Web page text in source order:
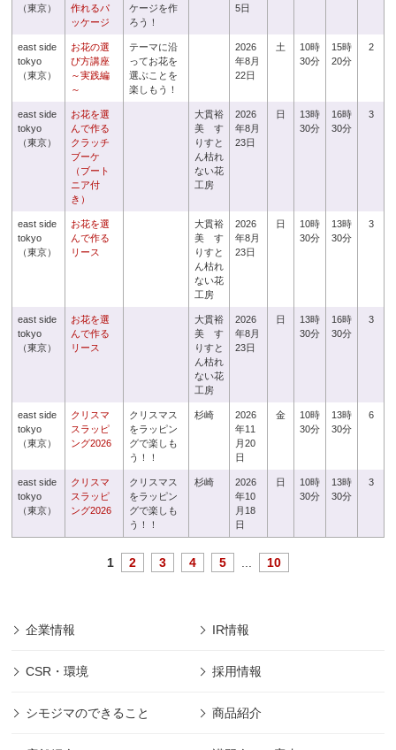
（東京）
作れるパ
ッケージ
ケージを作
ろう！
5日
east side
tokyo
（東京）
お花の選
び方講座
～実践編
～
テーマに沿
ってお花を
選ぶことを
楽しもう！
2026
年8月
22日
土
10時
30分
15時
20分
2
east side
tokyo
（東京）
お花を選
んで作る
クラッチ
ブーケ
（ブート
ニア付
き）
大貫裕
美 す
りすと
ん枯れ
ない花
工房
2026
年8月
23日
日
13時
30分
16時
30分
3
east side
tokyo
（東京）
お花を選
んで作る
リース
大貫裕
美 す
りすと
ん枯れ
ない花
工房
2026
年8月
23日
日
10時
30分
13時
30分
3
east side
tokyo
（東京）
お花を選
んで作る
リース
大貫裕
美 す
りすと
ん枯れ
ない花
工房
2026
年8月
23日
日
13時
30分
16時
30分
3
east side
tokyo
（東京）
クリスマ
スラッピ
ング2026
クリスマス
をラッピン
グで楽しも
う！！
杉崎
2026
年11
月20
日
金
10時
30分
13時
30分
6
east side
tokyo
（東京）
クリスマ
スラッピ
ング2026
クリスマス
をラッピン
グで楽しも
う！！
杉崎
2026
年10
月18
日
日
10時
30分
13時
30分
3
1 2 3 4 5 10
企業情報 IR情報
CSR・環境 採用情報
シモジマのできること 商品紹介